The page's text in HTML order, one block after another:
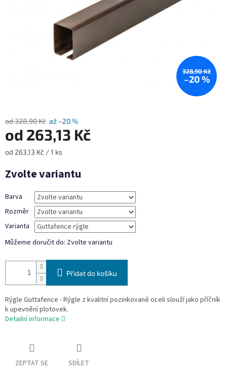
328,90 Kč
–20 %
od 328,90 Kč až –20 %
od 263,13 Kč
Měrná
od 263,13 Kč / 1 ks
Zvolte variantu
Barva
Rozměr
Varianta
Můžeme doručit do: Zvolte variantu
Přidat do košíku
Rýgle Guttafence - Rýgle z kvalitní pozinkované oceli slouží jako příčník
k upevnění plotovek.
Detailní informace
ZEPTAT SE SDÍLET